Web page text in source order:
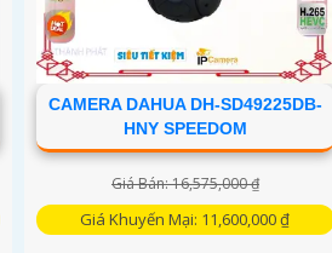
CAMERA DAHUA DH-SD49225DB-
HNY SPEEDOM
Giá Bán: 16,575,000 ₫
Giá Khuyến Mại: 11,600,000 ₫